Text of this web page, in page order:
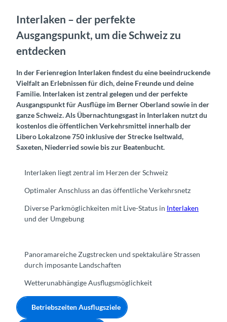
Interlaken – der perfekte
Ausgangspunkt, um die Schweiz zu
entdecken
In der Ferienregion Interlaken findest du eine beeindruckende
Vielfalt an Erlebnissen für dich, deine Freunde und deine
Familie. Interlaken ist zentral gelegen und der perfekte
Ausgangspunkt für Ausflüge im Berner Oberland sowie in der
ganze Schweiz. Als Übernachtungsgast in Interlaken nutzt du
kostenlos die öffentlichen Verkehrsmittel innerhalb der
Libero Lokalzone 750 inklusive der Strecke Iseltwald,
Saxeten, Niederried sowie bis zur Beatenbucht.
Interlaken liegt zentral im Herzen der Schweiz
Optimaler Anschluss an das öffentliche Verkehrsnetz
Diverse Parkmöglichkeiten mit Live-Status in Interlaken
und der Umgebung
Panoramareiche Zugstrecken und spektakuläre Strassen
durch imposante Landschaften
Wetterunabhängige Ausflugsmöglichkeit
Betriebszeiten Ausflugsziele